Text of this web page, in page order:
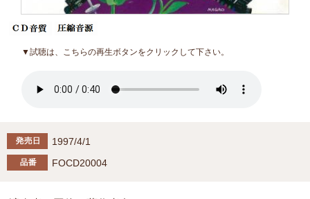
▼試聴は、こちらの再生ボタンをクリックして下さい。
1997/4/1
FOCD20004